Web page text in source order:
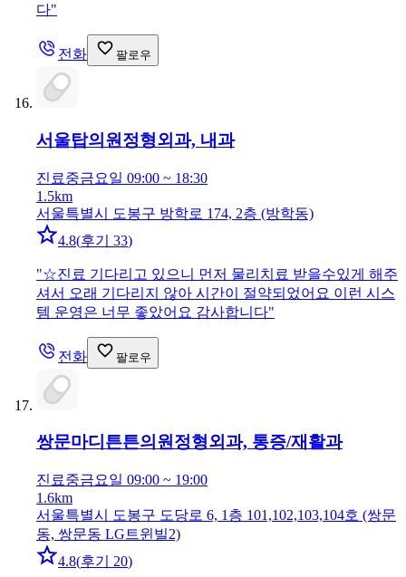
다"
전화 팔로우
서울탑의원 정형외과, 내과
진료중금요일 09:00 ~ 18:30
1.5km
서울특별시 도봉구 방학로 174, 2층 (방학동)
4.8(후기 33)
"☆진료 기다리고 있으니 먼저 물리치료 받을수있게 해주
셔서 오래 기다리지 않아 시간이 절약되었어요 이런 시스
템 운영은 너무 좋았어요 감사합니다"
전화 팔로우
쌍문마디튼튼의원정형외과, 통증/재활과
진료중금요일 09:00 ~ 19:00
1.6km
서울특별시 도봉구 도당로 6, 1층 101,102,103,104호 (쌍문
동, 쌍문동 LG트윈빌2)
4.8(후기 20)